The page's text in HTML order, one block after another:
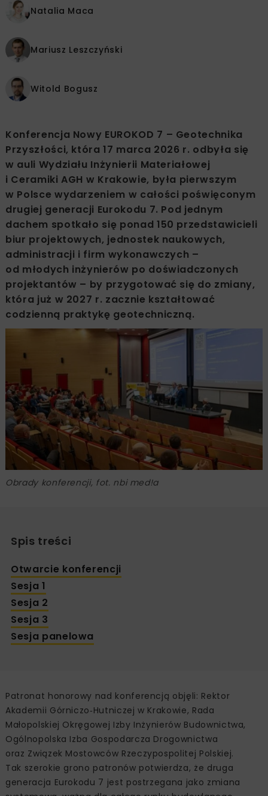
Natalia Maca
Mariusz Leszczyński
Witold Bogusz
Konferencja Nowy EUROKOD 7 – Geotechnika
Przyszłości, która 17 marca 2026 r. odbyła się
w auli Wydziału Inżynierii Materiałowej
i Ceramiki AGH w Krakowie, była pierwszym
w Polsce wydarzeniem w całości poświęconym
drugiej generacji Eurokodu 7. Pod jednym
dachem spotkało się ponad 150 przedstawicieli
biur projektowych, jednostek naukowych,
administracji i firm wykonawczych –
od młodych inżynierów po doświadczonych
projektantów – by przygotować się do zmiany,
która już w 2027 r. zacznie kształtować
codzienną praktykę geotechniczną.
Obrady konferencji, fot. nbi med!a
Spis treści
Otwarcie konferencji
Sesja 1
Sesja 2
Sesja 3
Sesja panelowa
Patronat honorowy nad konferencją objęli: Rektor
Akademii Górniczo‑Hutniczej w Krakowie, Rada
Małopolskiej Okręgowej Izby Inżynierów Budownictwa,
Ogólnopolska Izba Gospodarcza Drogownictwa
oraz Związek Mostowców Rzeczypospolitej Polskiej.
Tak szerokie grono patronów potwierdza, że druga
generacja Eurokodu 7 jest postrzegana jako zmiana